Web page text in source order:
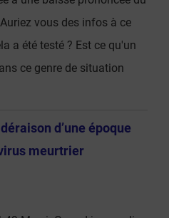
vous des infos à ce
a été testé ? Est ce qu'un
ce genre de situation
d’une époque
meurtrier